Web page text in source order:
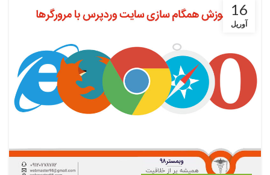
16
آوریل